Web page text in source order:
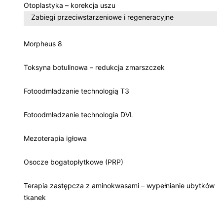
Otoplastyka – korekcja uszu
Zabiegi przeciwstarzeniowe i regeneracyjne
Morpheus 8
Toksyna botulinowa – redukcja zmarszczek
Fotoodmładzanie technologią T3
Fotoodmładzanie technologia DVL
Mezoterapia igłowa
Osocze bogatopłytkowe (PRP)
Terapia zastępcza z aminokwasami – wypełnianie ubytków
tkanek